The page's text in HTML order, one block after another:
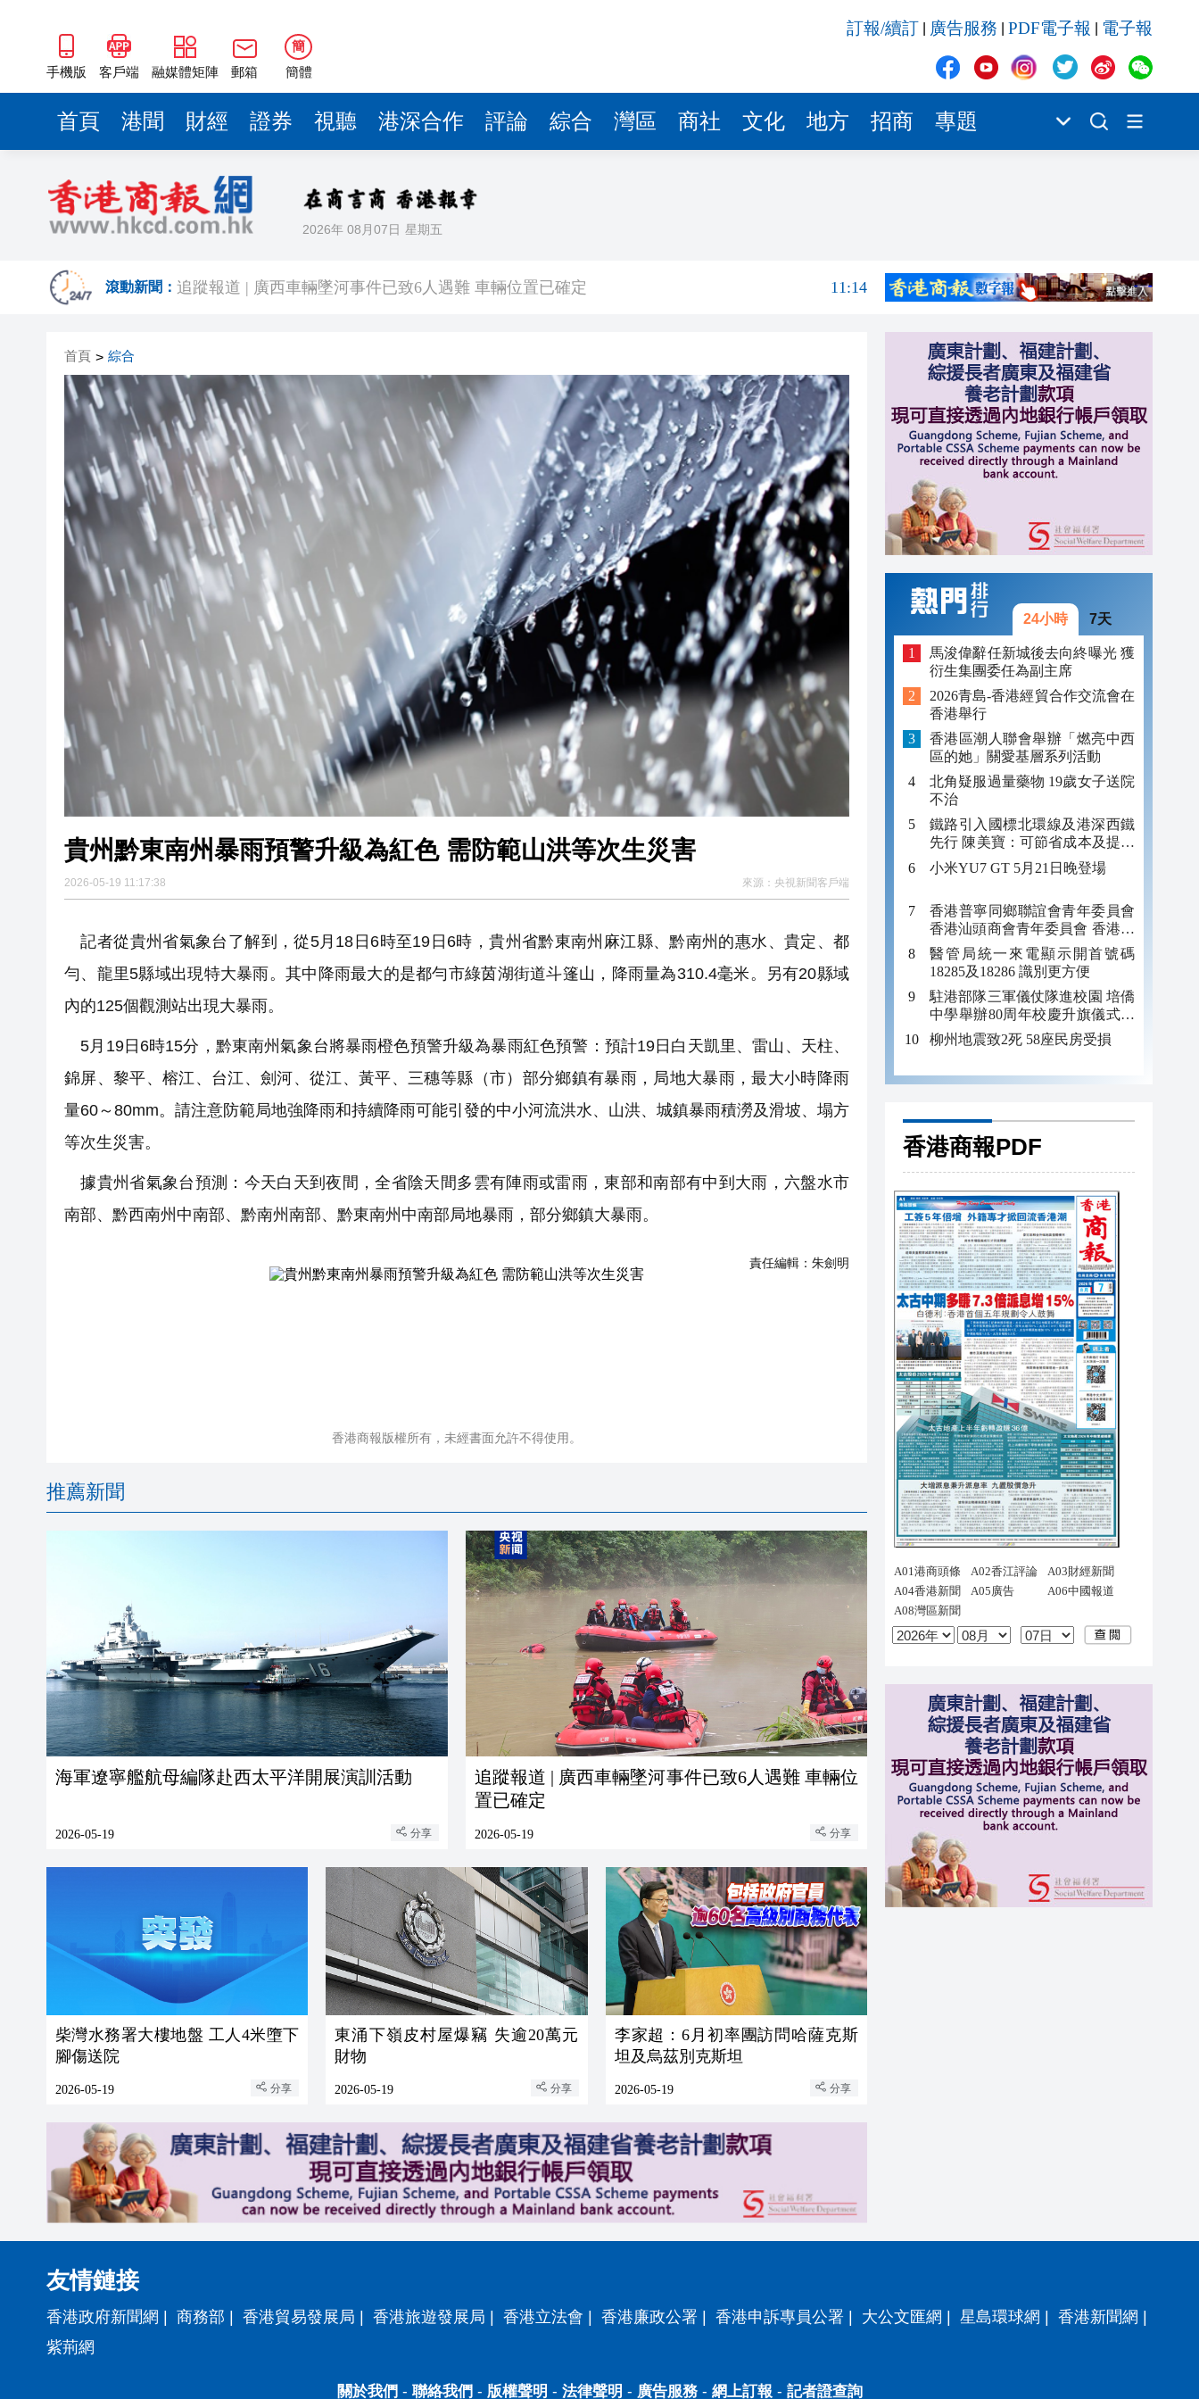
手機版 客戶端 融媒體矩陣 郵箱
簡
簡體
訂報/續訂 廣告服務 PDF電子報 電子報
首頁 港聞 財經 證券 視聽 港深合作 評論 綜合 灣區 商社 文化 地方 招商 專題
2026年 08月07日 星期五
滾動新聞：
仙桃推出五大數字化服務場景 以數字賦能提升民生幸福感
11:09
魯港澳攜手「十五五」共話高質量發展與未來
深圳博物館重磅劇透來襲！下半年新展陣容搶先看~
11:07
海軍遼寧艦航母編隊赴西太平洋開展演訓活動
【樹成•心耕錄】讀史札記：「知止」二字，藏盡國人頂級處世智慧
十堰市委書記王永輝：牢固樹立底線思維極值思維 全力守護群眾生命財產安全
11:10
深圳博物館重磅劇透來襲！下半年新展陣容搶先看~
11:07
貴州黔東南州暴雨預警升級為紅色 需防範山洪等次生災害
11:17
海軍遼寧艦航母編隊赴西太平洋開展演訓活動
11:16
【樹成•心耕錄】讀史札記：「知止」二字，藏盡國人頂級處世智慧
11:15
追蹤報道 | 廣西車輛墜河事件已致6人遇難 車輛位置已確定
11:14
十堰市委書記王永輝：牢固樹立底線思維極值思維 全力守護群眾生命財產安全
11:10
仙桃推出五大數字化服務場景 以數字賦能提升民生幸福感
11:09
魯港澳攜手「十五五」共話高質量發展與未來
深圳博物館重磅劇透來襲！下半年新展陣容搶先看~
首頁 > 綜合
貴州黔東南州暴雨預警升級為紅色 需防範山洪等次生災害
2026-05-19 11:17:38 來源： 央視新聞客戶端
記者從貴州省氣象台了解到，從5月18日6時至19日6時，貴州省黔東南州麻江縣、黔南州的惠水、貴定、都
勻、龍里5縣域出現特大暴雨。其中降雨最大的是都勻市綠茵湖街道斗篷山，降雨量為310.4毫米。另有20縣域
內的125個觀測站出現大暴雨。
5月19日6時15分，黔東南州氣象台將暴雨橙色預警升級為暴雨紅色預警：預計19日白天凱里、雷山、天柱、
錦屏、黎平、榕江、台江、劍河、從江、黃平、三穗等縣（市）部分鄉鎮有暴雨，局地大暴雨，最大小時降雨
量60～80mm。請注意防範局地強降雨和持續降雨可能引發的中小河流洪水、山洪、城鎮暴雨積澇及滑坡、塌方
等次生災害。
據貴州省氣象台預測：今天白天到夜間，全省陰天間多雲有陣雨或雷雨，東部和南部有中到大雨，六盤水市
南部、黔西南州中南部、黔南州南部、黔東南州中南部局地暴雨，部分鄉鎮大暴雨。
責任編輯： 朱劍明
香港商報版權所有，未經書面允許不得使用。
推薦新聞
海軍遼寧艦航母編隊赴西太平洋開展演訓活動
2026-05-19 分享
追蹤報道 | 廣西車輛墜河事件已致6人遇難 車輛位
置已確定
2026-05-19 分享
柴灣水務署大樓地盤 工人4米墮下
腳傷送院
2026-05-19 分享
東涌下嶺皮村屋爆竊 失逾20萬元
財物
2026-05-19 分享
李家超：6月初率團訪問哈薩克斯
坦及烏茲別克斯坦
2026-05-19 分享
24小時 7天
馬浚偉辭任新城後去向終曝光 獲
衍生集團委任為副主席
2026青島-香港經貿合作交流會在
香港舉行
香港區潮人聯會舉辦「燃亮中西
區的她」關愛基層系列活動
北角疑服過量藥物 19歲女子送院
不治
鐵路引入國標北環線及港深西鐵
先行 陳美寶：可節省成本及提升
效率
小米YU7 GT 5月21日晚登場
香港普寧同鄉聯誼會青年委員會
香港汕頭商會青年委員會 香港菴
埠同鄉會菁英會齊參與考察深圳
企業交流團
醫管局統一來電顯示開首號碼
18285及18286 識別更方便
駐港部隊三軍儀仗隊進校園 培僑
中學舉辦80周年校慶升旗儀式暨
國防教育活動
柳州地震致2死 58座民房受損
香港商報PDF
友情鏈接
香港政府新聞網 商務部 香港貿易發展局 香港旅遊發展局 香港立法會 香港廉政公署 香港申訴專員公署 大公文匯網 星島環球網 香港新聞網
紫荊網
關於我們 - 聯絡我們 - 版權聲明 - 法律聲明 - 廣告服務- 網上訂報 - 記者證查詢